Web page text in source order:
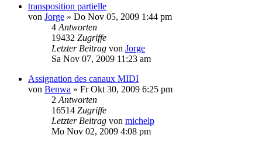
transposition partielle
von Jorge » Do Nov 05, 2009 1:44 pm
4 Antworten
19432 Zugriffe
Letzter Beitrag von Jorge
Sa Nov 07, 2009 11:23 am
Assignation des canaux MIDI
von Benwa » Fr Okt 30, 2009 6:25 pm
2 Antworten
16514 Zugriffe
Letzter Beitrag von michelp
Mo Nov 02, 2009 4:08 pm